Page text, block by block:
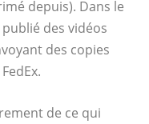
depuis). Dans le
des vidéos
des copies
de ce qui